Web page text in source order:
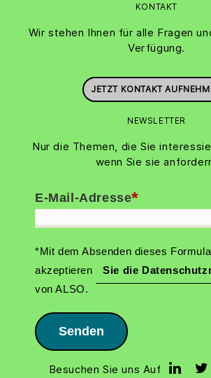
KONTAKT
Wir stehen Ihnen für alle Fragen
Verfügung.
JETZT KONTAKT
NEWSLETTER
Nur die Themen, die Sie
wenn Sie sie
*
E-Mail-Adresse
*Mit dem Absenden dieses
akzeptieren
Sie die
von ALSO.
Senden
Besuchen Sie uns Auf